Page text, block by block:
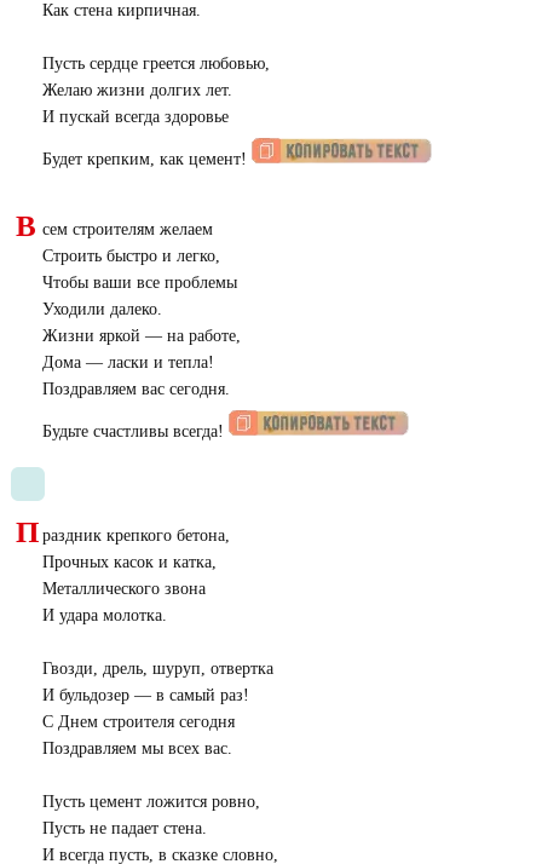
Как стена кирпичная.
Пусть сердце греется любовью,
Желаю жизни долгих лет.
И пускай всегда здоровье
Будет крепким, как цемент!
В сем строителям желаем
Строить быстро и легко,
Чтобы ваши все проблемы
Уходили далеко.
Жизни яркой — на работе,
Дома — ласки и тепла!
Поздравляем вас сегодня.
Будьте счастливы всегда!
П раздник крепкого бетона,
Прочных касок и катка,
Металлического звона
И удара молотка.
Гвозди, дрель, шуруп, отвертка
И бульдозер — в самый раз!
С Днем строителя сегодня
Поздравляем мы всех вас.
Пусть цемент ложится ровно,
Пусть не падает стена.
И всегда пусть, в сказке словно,